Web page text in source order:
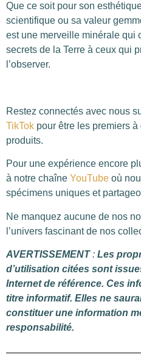
Que ce soit pour son
scientifique ou sa valeur
est une merveille minérale qui
secrets de la Terre à ceux qui
l’observer.
Restez connectés avec nous
TikTok pour être les premiers
produits.
Pour une expérience encore
à notre chaîne YouTube où
spécimens uniques et
Ne manquez aucune de nos
l’univers fascinant de nos
AVERTISSEMENT: Les
d’utilisation citées sont
Internet de référence. Ces
titre informatif. Elles ne
constituer une information
responsabilité.